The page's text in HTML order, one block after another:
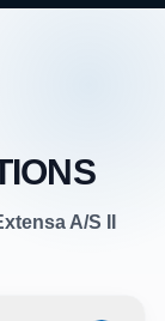
A/S II